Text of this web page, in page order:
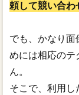
頼して競い合わ
でも、かなり面
めには相応のテ
ん。
そこで、利用し